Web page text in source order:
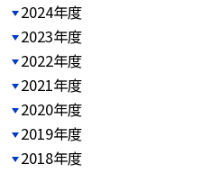
2024年度
2023年度
2022年度
2021年度
2020年度
2019年度
2018年度